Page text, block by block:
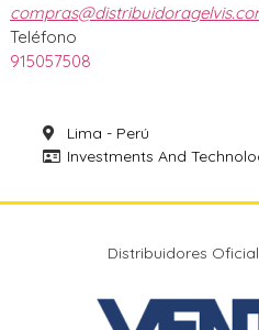
Teléfono
915057508
Lima - Perú
Investments And
Distribuidores